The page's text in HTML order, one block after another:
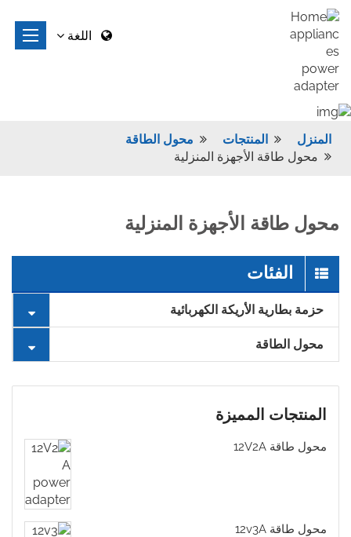
اللغة
المنزل المنتجات
محول الطاقة
محول طاقة الأجهزة المنزلية
محول طاقة الأجهزة المنزلية
الفئات
حزمة بطارية الأريكة الكهربائية
محول الطاقة
المنتجات المميزة
محول طاقة 12V2A
محول طاقة 12v3A